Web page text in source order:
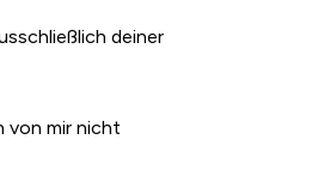
deiner
von mir nicht